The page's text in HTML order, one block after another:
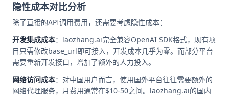
隐性成本对比分析
除了直接的API调用费用，还需要考虑隐性成本：
开发集成成本：laozhang.ai完全兼容OpenAI SDK格式，现有项
目只需修改base_url即可接入，开发成本几乎为零。而部分平台
需要重新开发接口，增加了额外的人力投入。
网络访问成本：对中国用户而言，使用国外平台往往需要额外的
网络代理服务，月费用通常在$10-50之间。laozhang.ai的国内